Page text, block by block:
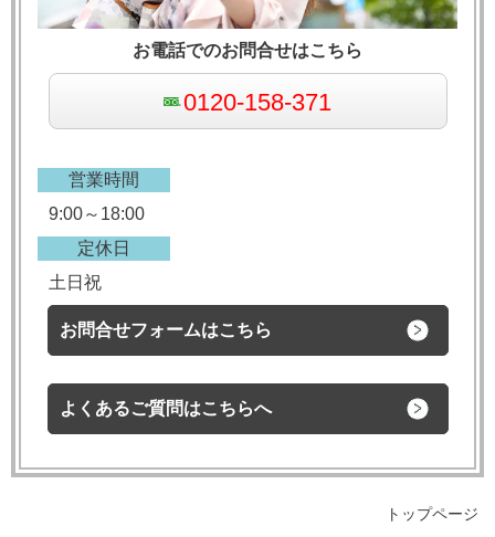
お電話でのお問合せはこちら
0120-158-371
営業時間
9:00～18:00
定休日
土日祝
お問合せフォームはこちら
よくあるご質問はこちらへ
トップページ